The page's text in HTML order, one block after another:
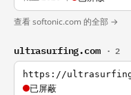
查看 softonic.com 的全部 →
ultrasurfing.com · 2
https://
已屏蔽